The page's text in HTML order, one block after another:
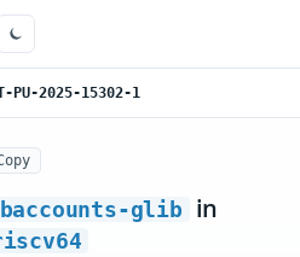
PU-2025-15302-1
glib
in